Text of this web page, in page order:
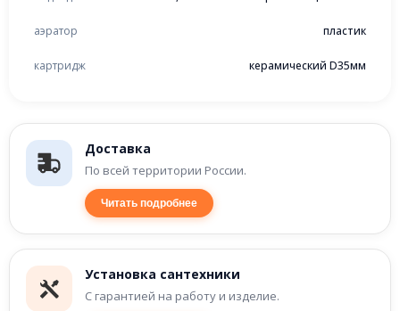
Доставка
По всей территории России.
Читать подробнее
Установка сантехники
С гарантией на работу и изделие.
аэратор пластик
картридж керамический D35мм